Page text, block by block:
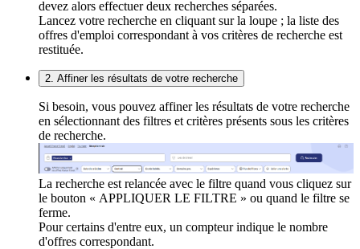
devez alors effectuer deux recherches séparées.
Lancez votre recherche en cliquant sur la loupe ; la liste des
offres d'emploi correspondant à vos critères de recherche est
restituée.
2. Affiner les résultats de votre recherche
Si besoin, vous pouvez affiner les résultats de votre recherche
en sélectionnant des filtres et critères présents sous les critères
de recherche.
La recherche est relancée avec le filtre quand vous cliquez sur
le bouton « APPLIQUER LE FILTRE » ou quand le filtre se
ferme.
Pour certains d'entre eux, un compteur indique le nombre
d'offres correspondant.